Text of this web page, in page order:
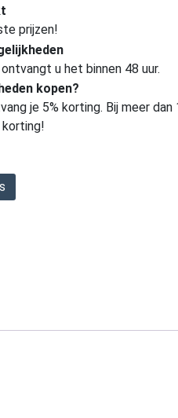
prijzen!
u het binnen 48 uur.
kopen?
je 5% korting. Bij meer dan